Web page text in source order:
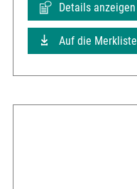
Details anzeigen
Auf die Merkliste